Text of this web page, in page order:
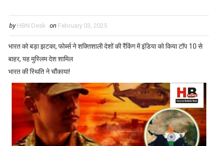
by HBN Desk on February 03, 2025
भारत को बड़ा झटका, फोर्ब्स ने शक्तिशाली देशों की रैंकिंग में इंडिया को किया टॉप 10 से
बाहर, यह मुस्लिम देश शामिल
भारत की स्थिति ने चौंकाया!